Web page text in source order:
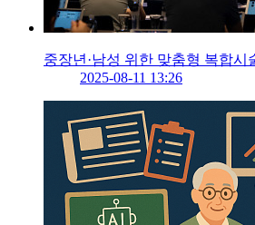
중장년·남성 위한 맞춤형 복합시
2025-08-11 13:26